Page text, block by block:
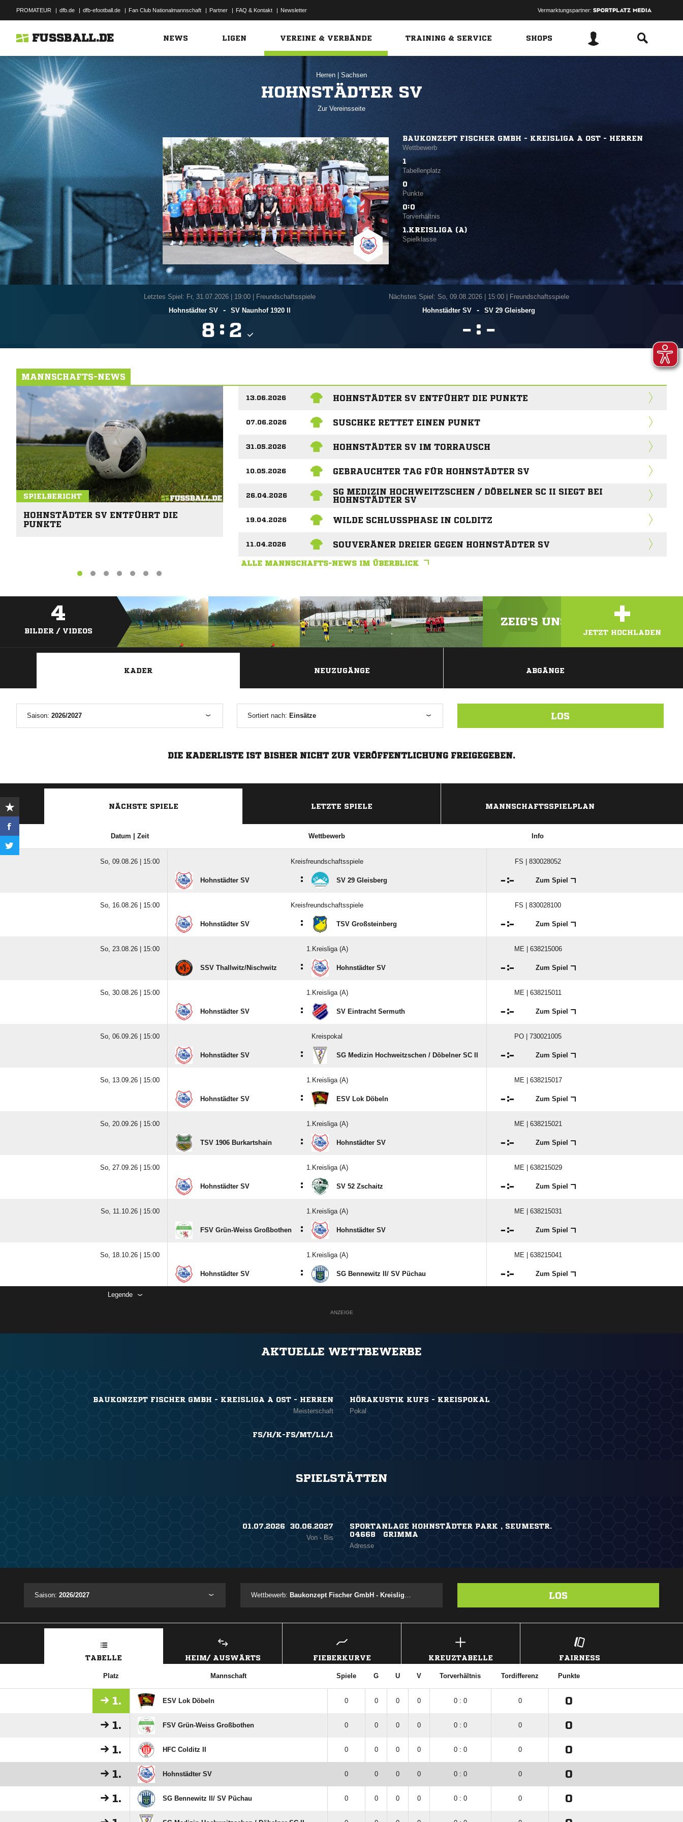
PROMATEUR | dfb.de | dfb-efootball.de | Fan Club Nationalmannschaft | Partner | FAQ & Kontakt | Newsletter Vermarktungspartner:
FUSSBALL.DE NEWS LIGEN VEREINE & VERBÄNDE TRAINING & SERVICE SHOPS
Herren Sachsen
HOHNSTÄDTER SV
Zur Vereinsseite
BAUKONZEPT FISCHER GMBH - KREISLIGA A OST - HERREN
Wettbewerb
1
Tabellenplatz
0
Punkte
0:0
Torverhältnis
1.KREISLIGA (A)
Spielklasse
Letztes Spiel: Fr, 31.07.2026
19:00 | Freundschaftsspiele
Hohnstädter SV
- SV Naunhof 1920 II
 : 
Nächstes Spiel: So, 09.08.2026| 15:00 | Freundschaftsspiele
Hohnstädter SV
- SV 29 Gleisberg
 : 
MANNSCHAFTS-NEWS
SPIELBERICHT
HOHNSTÄDTER SV ENTFÜHRT DIE
PUNKTE
13.06.2026 HOHNSTÄDTER SV ENTFÜHRT DIE PUNKTE
07.06.2026 SUSCHKE RETTET EINEN PUNKT
31.05.2026 HOHNSTÄDTER SV IM TORRAUSCH
10.05.2026 GEBRAUCHTER TAG FÜR HOHNSTÄDTER SV
26.04.2026
SG MEDIZIN HOCHWEITZSCHEN / DÖBELNER SC II SIEGT BEI
HOHNSTÄDTER SV
19.04.2026 WILDE SCHLUSSPHASE IN COLDITZ
11.04.2026 SOUVERÄNER DREIER GEGEN HOHNSTÄDTER SV
ALLE MANNSCHAFTS-NEWS IM ÜBERBLICK
4
BILDER / VIDEOS
ZEIG'S UNS! LADE DEIN VIDEO
+
JETZT HOCHLADEN
KADER NEUZUGÄNGE ABGÄNGE
Saison: 2026/2027 Sortiert nach: Einsätze LOS
DIE KADERLISTE IST BISHER NICHT ZUR VERÖFFENTLICHUNG FREIGEGEBEN.
NÄCHSTE SPIELE LETZTE SPIELE MANNSCHAFTSSPIELPLAN
Datum | Zeit Wettbewerb Info
So, 09.08.26 | 15:00 Kreisfreundschaftsspiele FS | 830028052
Hohnstädter SV : SV 29 Gleisberg : Zum Spiel
So, 16.08.26 | 15:00 Kreisfreundschaftsspiele FS | 830028100
Hohnstädter SV : TSV Großsteinberg : Zum Spiel
So, 23.08.26 | 15:00 1.Kreisliga (A) ME | 638215006
SSV Thallwitz/​Nischwitz : Hohnstädter SV : Zum Spiel
So, 30.08.26 | 15:00 1.Kreisliga (A) ME | 638215011
Hohnstädter SV : SV Eintracht Sermuth : Zum Spiel
So, 06.09.26 | 15:00 Kreispokal PO | 730021005
Hohnstädter SV : SG Medizin Hochweitzschen /​ Döbelner SC II : Zum Spiel
So, 13.09.26 | 15:00 1.Kreisliga (A) ME | 638215017
Hohnstädter SV : ESV Lok Döbeln : Zum Spiel
So, 20.09.26 | 15:00 1.Kreisliga (A) ME | 638215021
TSV 1906 Burkartshain : Hohnstädter SV : Zum Spiel
So, 27.09.26 | 15:00 1.Kreisliga (A) ME | 638215029
Hohnstädter SV : SV 52 Zschaitz : Zum Spiel
So, 11.10.26 | 15:00 1.Kreisliga (A) ME | 638215031
FSV Grün-Weiss Großbothen : Hohnstädter SV : Zum Spiel
So, 18.10.26 | 15:00 1.Kreisliga (A) ME | 638215041
Hohnstädter SV : SG Bennewitz II/​ SV Püchau : Zum Spiel
Legende
ANZEIGE
AKTUELLE WETTBEWERBE
BAUKONZEPT FISCHER GMBH - KREISLIGA A OST - HERREN
Meisterschaft
HÖRAKUSTIK KUFS - KREISPOKAL
Pokal
FS/H/K-FS/MT/LL/1
SPIELSTÄTTEN
01.07.2026 ​ 30.06.2027
Von - Bis
SPORTANLAGE HOHNSTÄDTER PARK , SEUMESTR.
04668 GRIMMA
Adresse
Saison: 2026/2027 Wettbewerb: Baukonzept Fischer GmbH - Kreisliga A Ost - Herren LOS
TABELLE HEIM/ AUSWÄRTS FIEBERKURVE KREUZTABELLE FAIRNESS
Platz Mannschaft Spiele G U V Torverhältnis Tordifferenz Punkte
1. ESV Lok Döbeln 0 0 0 0 0 : 0 0 0
1. FSV Grün-Weiss Großbothen 0 0 0 0 0 : 0 0 0
1. HFC Colditz II 0 0 0 0 0 : 0 0 0
1. Hohnstädter SV 0 0 0 0 0 : 0 0 0
1. SG Bennewitz II/​ SV Püchau 0 0 0 0 0 : 0 0 0